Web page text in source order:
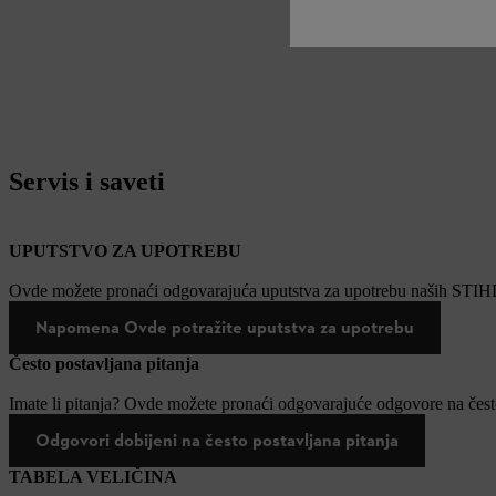
Servis i saveti
UPUTSTVO ZA UPOTREBU
Ovde možete pronaći odgovarajuća uputstva za upotrebu naših
Napomena Ovde potražite uputstva za upotrebu
Često postavljana pitanja
Imate li pitanja? Ovde možete pronaći odgovarajuće odgovore na
Odgovori dobijeni na često postavljana pitanja
TABELA VELIČINA